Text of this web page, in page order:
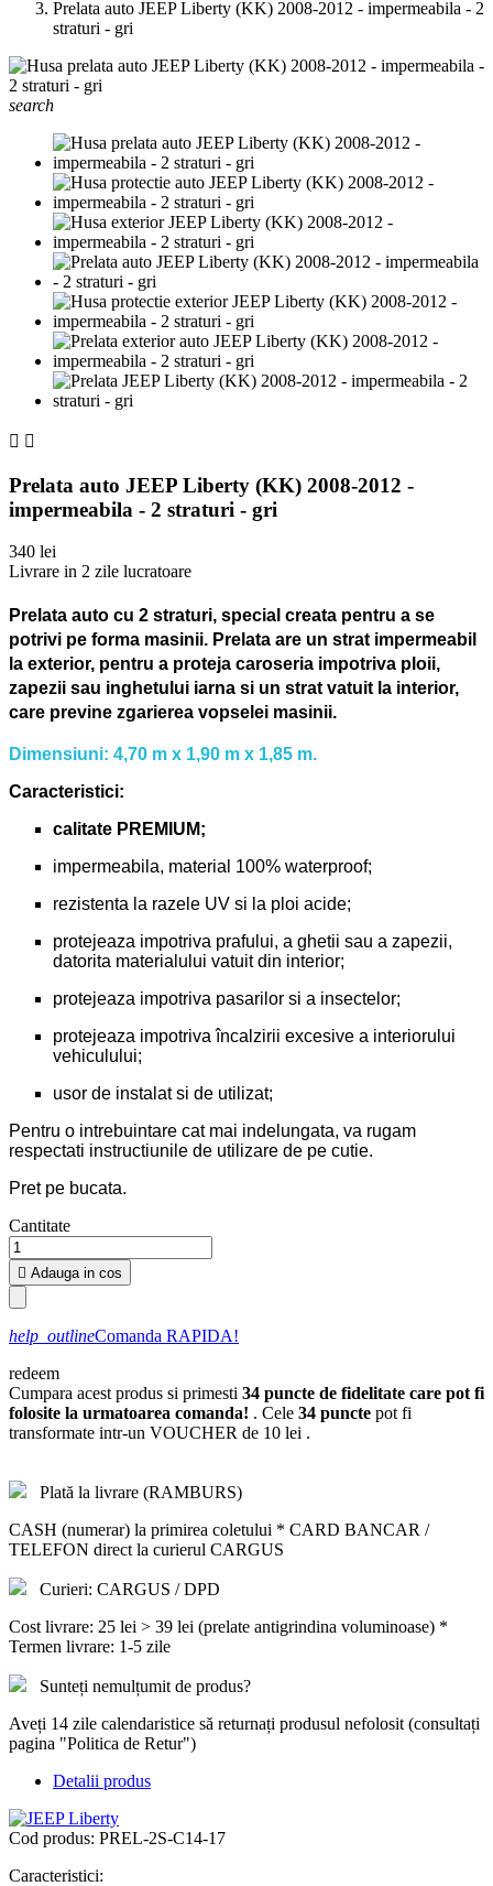
Prelata auto JEEP Liberty (KK) 2008-2012 - impermeabila - 2
straturi - gri
search
 
Prelata auto JEEP Liberty (KK) 2008-2012 -
impermeabila - 2 straturi - gri
340 lei
Livrare in 2 zile lucratoare
Prelata auto cu 2 straturi, special creata pentru a se
potrivi pe forma masinii. Prelata are un strat impermeabil
la exterior, pentru a proteja caroseria impotriva ploii,
zapezii sau inghetului iarna si un strat vatuit la interior,
care previne zgarierea vopselei masinii.
Dimensiuni: 4,70 m x 1,90 m x 1,85 m.
Caracteristici:
calitate PREMIUM;
impermeabila, material 100% waterproof;
rezistenta la razele UV si la ploi acide;
protejeaza impotriva prafului, a ghetii sau a zapezii,
datorita materialului vatuit din interior;
protejeaza impotriva pasarilor si a insectelor;
protejeaza impotriva încalzirii excesive a interiorului
vehiculului;
usor de instalat si de utilizat;
Pentru o intrebuintare cat mai indelungata, va rugam
respectati instructiunile de utilizare de pe cutie.
Pret pe bucata.
Cantitate
 Adauga in cos
help_outlineComanda RAPIDA!
redeem
Cumpara acest produs si primesti 34 puncte de fidelitate care pot fi
folosite la urmatoarea comanda! . Cele 34 puncte pot fi
transformate intr-un VOUCHER de 10 lei .
Plată la livrare (RAMBURS)
CASH (numerar) la primirea coletului * CARD BANCAR /
TELEFON direct la curierul CARGUS
Curieri: CARGUS / DPD
Cost livrare: 25 lei > 39 lei (prelate antigrindina voluminoase) *
Termen livrare: 1-5 zile
Sunteți nemulțumit de produs?
Aveți 14 zile calendaristice să returnați produsul nefolosit (consultați
pagina "Politica de Retur")
Detalii produs
Cod produs: PREL-2S-C14-17
Caracteristici: